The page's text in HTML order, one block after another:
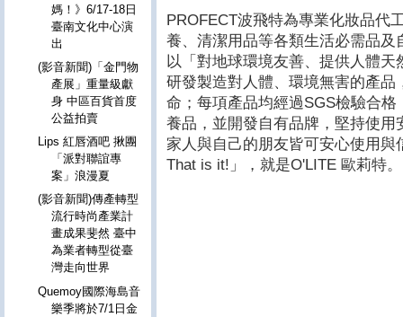
PROFECT波飛特為專業化妝品代
養、清潔用品等各類生活必需品
以「對地球環境友善、提供人體
研發製造對人體、環境無害的產
命；每項產品均經過SGS檢驗合
養品，並開發自有品牌，堅持使
家人與自己的朋友皆可安心使用
That is it!」，就是O'LITE 歐莉特。
媽！》6/17-18日
臺南文化中心演
出
(影音新聞)「金門物
產展」重量級獻
身 中區百貨首度
公益拍賣
Lips 紅唇酒吧 揪團
「派對聯誼專
案」浪漫夏
(影音新聞)傳產轉型
流行時尚產業計
畫成果斐然 臺中
為業者轉型從臺
灣走向世界
Quemoy國際海島音
樂季將於7/1日金